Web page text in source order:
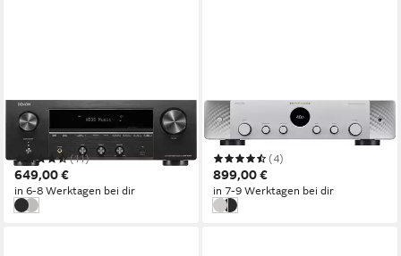
DENON
DRA-900H AV-Receiver
(11)
649,00 €
in 6-8 Werktagen bei dir
schwarz
Silber
MARANTZ
Stereo 70S AV-Receiver
(4)
899,00 €
in 7-9 Werktagen bei dir
Silber/Gold
schwarz